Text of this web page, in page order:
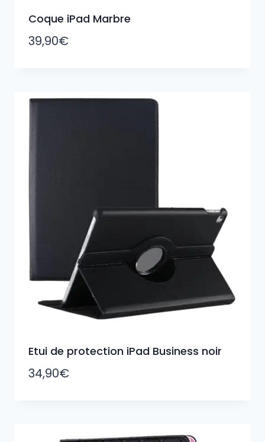
Coque iPad Marbre
39,90€
Etui de protection iPad Business noir
34,90€